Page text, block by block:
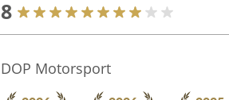
8
DOP Motorsport